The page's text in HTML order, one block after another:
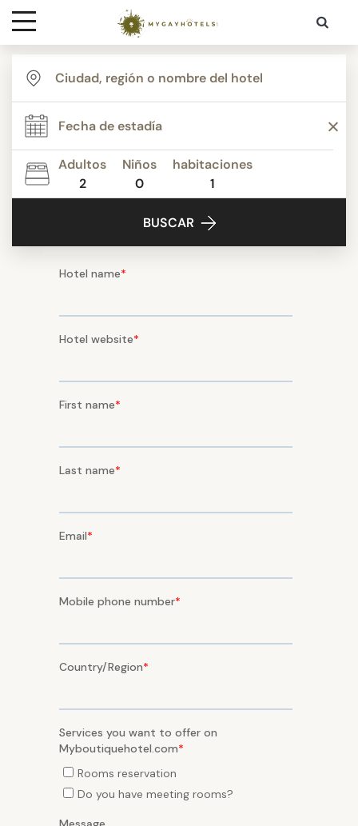
Destinaciones
Contacto
MediaAdultos
2
Niños
0
habitaciones
1
BUSCAR